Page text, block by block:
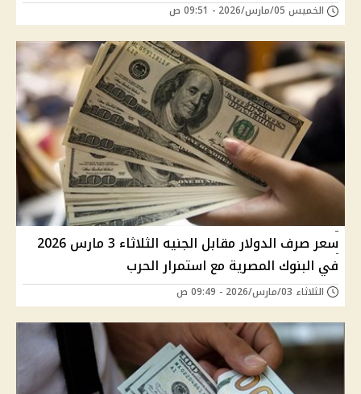
الخميس 05/مارس/2026 - 09:51 ص
سعر صرف الدولار مقابل الجنيه الثلاثاء 3 مارس 2026
في البنوك المصرية مع استمرار الحرب
الثلاثاء 03/مارس/2026 - 09:49 ص